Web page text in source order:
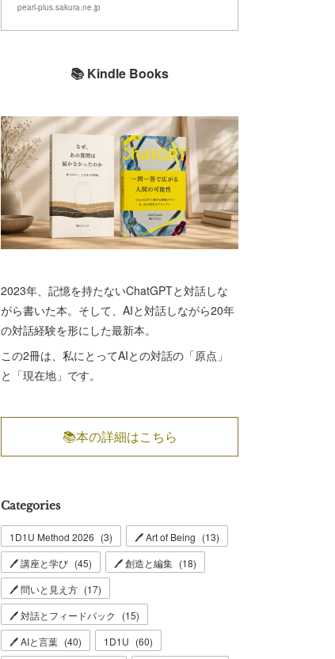
pearl-plus.sakura.ne.jp
📚 Kindle Books
2023年、記憶を持たないChatGPTと対話しな
がら書いた本。そして、AIと対話しながら20年
の対話経験を形にした最新本。
この2冊は、私にとってAIとの対話の「原点」
と「現在地」です。
📚本の詳細はこちら
Categories
1D1U Method 2026 (3) 🖊 Art of Being (13)
🖊 講座と学び (45) 🖊 創造と編集 (18)
🖊 問いと見え方 (17)
🖊 対話とフィードバック
(15)
🖊 AIと言葉 (40) 1D1U (60)